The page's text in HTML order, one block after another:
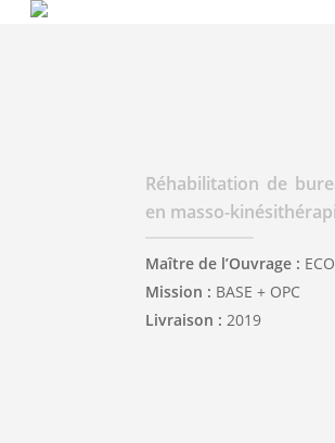
Réhabilitation de
en masso-
Maître de l’Ouvrage :
Mission : BASE + OPC
Livraison :2019